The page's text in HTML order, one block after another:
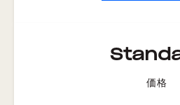
価格